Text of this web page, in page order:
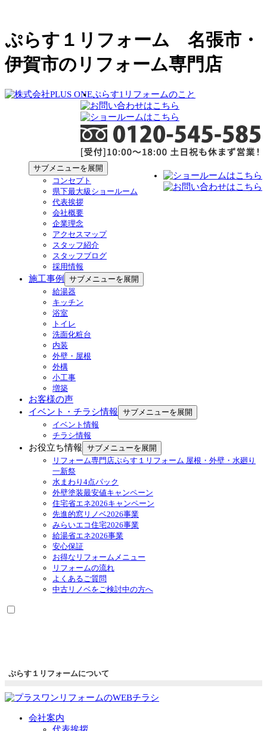
ぷらす１リフォーム 名張市・
伊賀市のリフォーム専門店
ぷらす1リフォームのこと
サブメニューを展開
コンセプト
県下最大級ショールーム
代表挨拶
会社概要
企業理念
アクセスマップ
スタッフ紹介
スタッフブログ
採用情報
施工事例
サブメニューを展開
給湯器
キッチン
浴室
トイレ
洗面化粧台
内装
外壁・屋根
外構
小工事
増築
お客様の声
イベント・チラシ情報 サブメニューを展開
イベント情報
チラシ情報
お役立ち情報 サブメニューを展開
リフォーム専門店ぷらす１リフォーム 屋根・外壁・水廻り
一新祭
水まわり4点パック
外壁塗装最安値キャンペーン
住宅省エネ2026キャンペーン
先進的窓リノベ2026事業
みらいエコ住宅2026事業
給湯省エネ2026事業
安心保証
お得なリフォームメニュー
リフォームの流れ
よくあるご質問
中古リノベをご検討中の方へ
ぷらす１リフォームについて
会社案内